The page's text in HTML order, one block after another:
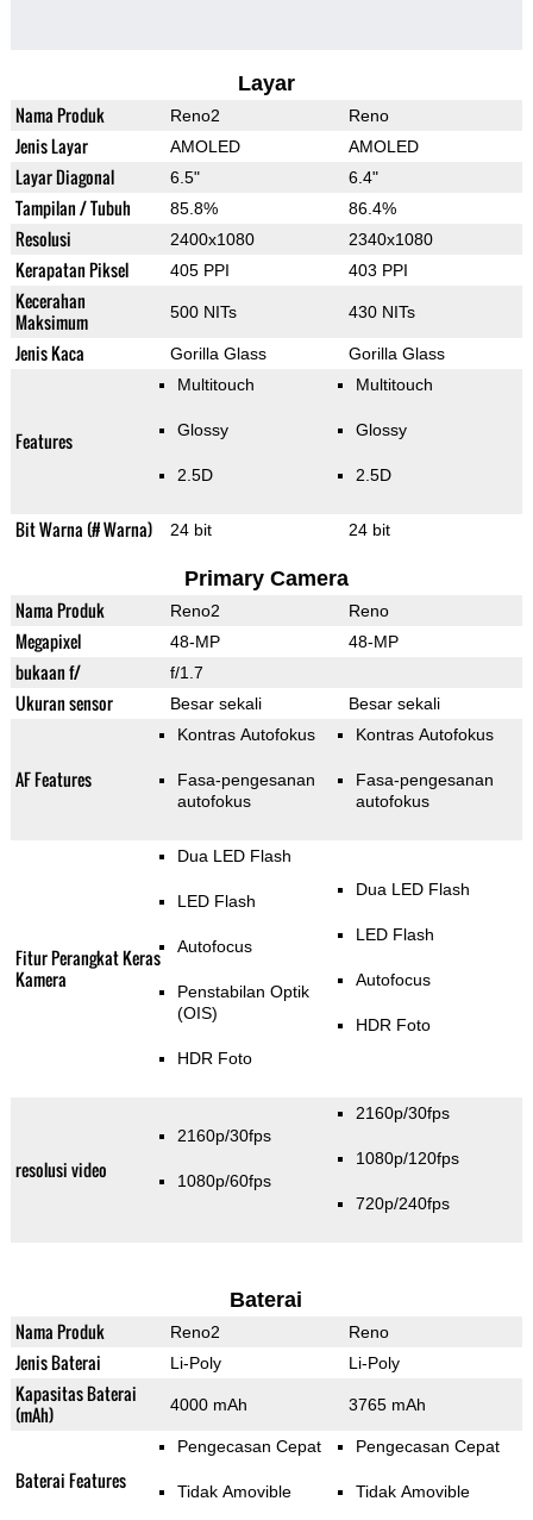
Layar
Nama Produk Reno2 Reno
Jenis Layar AMOLED AMOLED
Layar Diagonal 6.5" 6.4"
Tampilan / Tubuh 85.8% 86.4%
Resolusi 2400x1080 2340x1080
Kerapatan Piksel 405 PPI 403 PPI
Kecerahan
Maksimum
500 NITs 430 NITs
Jenis Kaca Gorilla Glass Gorilla Glass
Features
Multitouch
Glossy
2.5D
Multitouch
Glossy
2.5D
Bit Warna (# Warna) 24 bit 24 bit
Primary Camera
Nama Produk Reno2 Reno
Megapixel 48-MP 48-MP
bukaan f/ f/1.7
Ukuran sensor Besar sekali Besar sekali
AF Features
Kontras Autofokus
Fasa-pengesanan
autofokus
Kontras Autofokus
Fasa-pengesanan
autofokus
Fitur Perangkat Keras
Kamera
Dua LED Flash
LED Flash
Autofocus
Penstabilan Optik
(OIS)
HDR Foto
Dua LED Flash
LED Flash
Autofocus
HDR Foto
resolusi video
2160p/30fps
1080p/60fps
2160p/30fps
1080p/120fps
720p/240fps
Baterai
Nama Produk Reno2 Reno
Jenis Baterai Li-Poly Li-Poly
Kapasitas Baterai
(mAh)
4000 mAh 3765 mAh
Baterai Features
Pengecasan Cepat
Tidak Amovible
Pengecasan Cepat
Tidak Amovible